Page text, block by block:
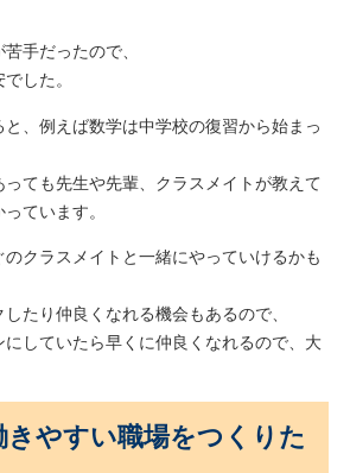
手だったので、
した。
、例えば数学は中学校の復習から始まっ
ても先生や先輩、クラスメイトが教えて
ています。
クラスメイトと一緒にやっていけるかも
たり仲良くなれる機会もあるので、
していたら早くに仲良くなれるので、大
きやすい職場をつくりた